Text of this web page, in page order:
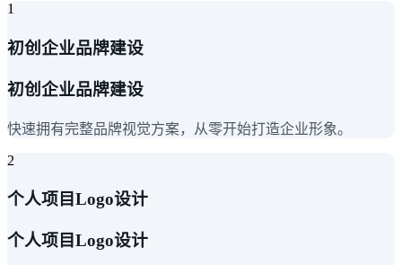
1
初创企业品牌建设
初创企业品牌建设
快速拥有完整品牌视觉方案，从零开始打造企业形象。
2
个人项目Logo设计
个人项目Logo设计